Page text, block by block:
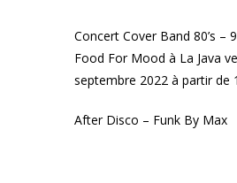
Concert Cover Band 80’s –
Food For Mood à La Java
septembre 2022 à partir de
After Disco – Funk By Max